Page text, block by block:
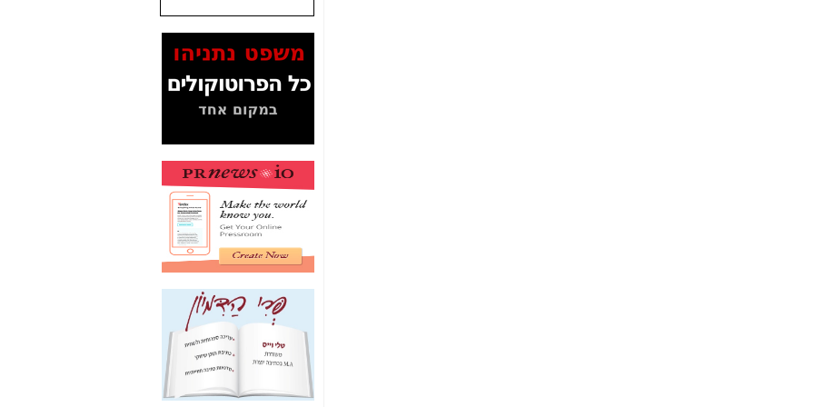
המסמכים בנושא בזק-
Yes (תיק 4000)
מוכיחים "תפירת תיק"
לאיש הלא נכון! -כאן
עובדות ומסמכים
האם ביבי כשר
תקשורת עזר לקב'
בזק? -כאן
מה מקור ה-Fake
News שהביא לתפירת
תיק לביבי והעלמת
החשודים הנכונים -כאן
אחת הרגליים של "תיק
4000 התפור"
התמוטטה היום
בניצחון (כפול) של בזק
-
כאן
איך כתבות מפנקות